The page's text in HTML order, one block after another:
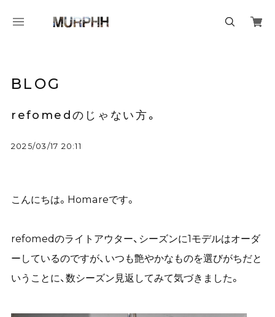
BLOG
refomedのじゃない方。
2025/03/17 20:11
こんにちは。Homareです。
refomedのライトアウター、シーズンに1モデルはオーダ
ーしているのですが、いつも艶やかなものを選びがちだと
いうことに、数シーズン見返してみて気づきました。